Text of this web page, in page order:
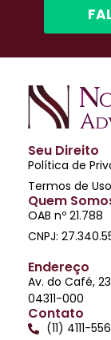
Seu Direito
Política de
Termos de Uso
Quem
OAB nº 21.788
CNPJ:
Endereço
Av. do Café,
04311-000
Contato
(11) 4111-